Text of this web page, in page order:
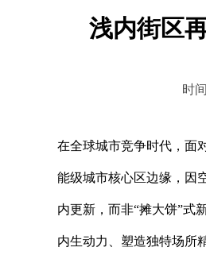
浅内街区
时
在全球城市竞争时代，面
能级城市核心区边缘，因
内更新，而非“摊大饼”式
内生动力、塑造独特场所